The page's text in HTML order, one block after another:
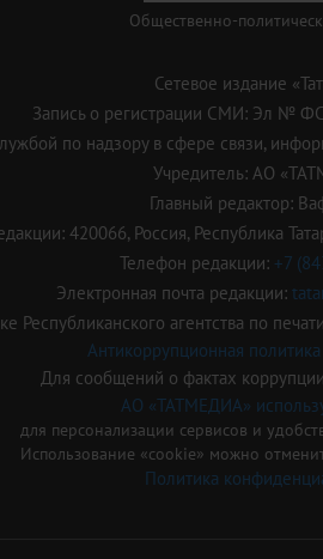
Общественно-
Сетевое издание
Запись о регистрации СМИ: Эл №
по надзору в сфере связи,
Учредитель: АО
Главный редактор:
420066, Россия, Республика
Телефон редакции: +7
Электронная почта редакции:
Республиканского агентства по
Антикоррупционная
Для сообщений о фактах коррупции
АО «ТАТМЕДИА»
для персонализации сервисов и
Использование «cookie» можно
Политика